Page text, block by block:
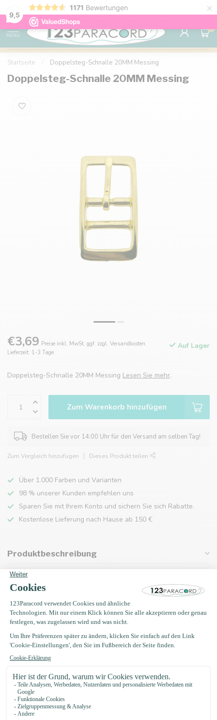
9,5
1171 Bewertungen ×
Kostenlose Lieferung nach Hause ab 150 €
MENU
0
Startseite Doppelsteg-Schnalle 20MM Messing
Doppelsteg-Schnalle 20MM Messing
€3,69 Preise inkl. MwSt. ggf. zzgl. Versandkosten.
Lieferzeit: 1-3 Tage
Auf Lager
Doppelsteg-Schnalle 20MM Messing Lesen Sie mehr.
Zum Warenkorb hinzufügen
Bestellen Sie vor 14:00 Uhr für den Versand am selben Tag!
Zum Vergleich hinzufügen Dieses Produkt teilen
Über 1.000 Farben und Varianten
98 % unserer Kunden empfehlen uns
Sparen Sie mit Ihrem Konto und sichern Sie sich Rabatte.
Kostenlose Lieferung nach Hause ab 150 €
Produktbeschreibung
Eigenschaften
Zuletzt angesehen